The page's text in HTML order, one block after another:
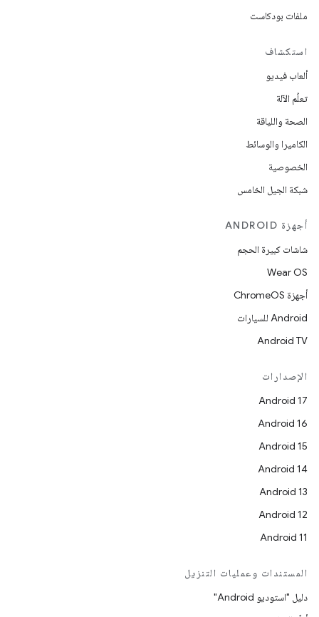
ملفات بودكاست
استكشاف
ألعاب فيديو
تعلُم الآلة
الصحة واللياقة
الكاميرا والوسائط
الخصوصية
شبكة الجيل الخامس
أجهزة ANDROID
شاشات كبيرة الحجم
Wear OS
أجهزة ChromeOS
Android للسيارات
Android TV
الإصدارات
Android 17
Android 16
Android 15
Android 14
Android 13
Android 12
Android 11
المستندات وعمليات التنزيل
دليل "استوديو Android"